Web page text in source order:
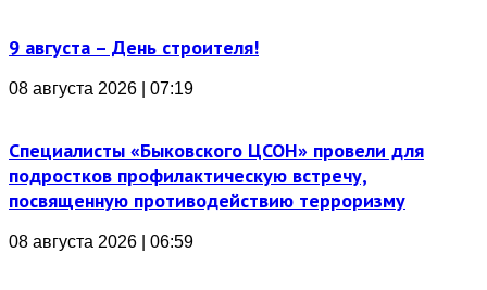
9 августа – День строителя!
08 августа 2026 | 07:19
Специалисты «Быковского ЦСОН» провели для
подростков профилактическую встречу,
посвященную противодействию терроризму
08 августа 2026 | 06:59